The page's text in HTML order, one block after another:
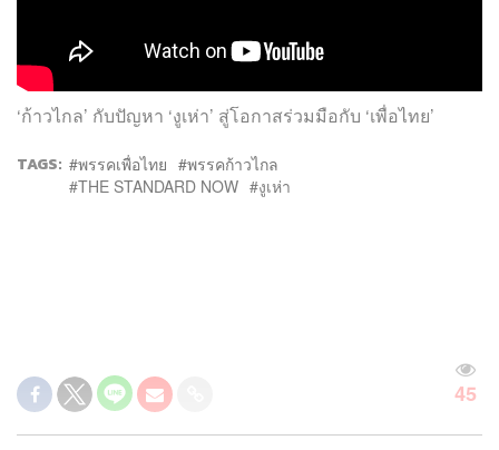
‘ก้าวไกล’ กับปัญหา ‘งูเห่า’ สู่โอกาสร่วมมือกับ ‘เพื่อไทย’
TAGS: พรรคเพื่อไทย
พรรคก้าวไกล
THE STANDARD NOW
งูเห่า
45